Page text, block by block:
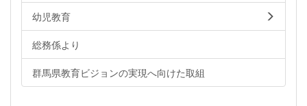
幼児教育
総務係より
群馬県教育ビジョンの実現へ向けた取組